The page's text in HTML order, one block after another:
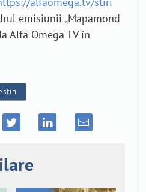
emisiunii „Mapamond
Alfa Omega TV în